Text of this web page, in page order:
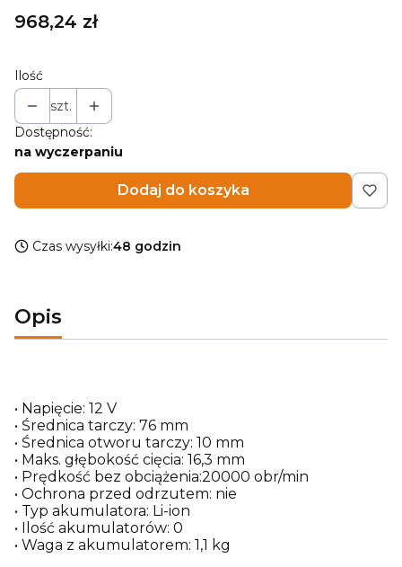
Cena
968,24 zł
Ilość
szt.
Dostępność:
na wyczerpaniu
Dodaj do koszyka
Czas wysyłki:48 godzin
Opis
• Napięcie: 12 V
• Średnica tarczy: 76 mm
• Średnica otworu tarczy: 10 mm
• Maks. głębokość cięcia: 16,3 mm
• Prędkość bez obciążenia:20000 obr/min
• Ochrona przed odrzutem: nie
• Typ akumulatora: Li-ion
• Ilość akumulatorów: 0
• Waga z akumulatorem: 1,1 kg